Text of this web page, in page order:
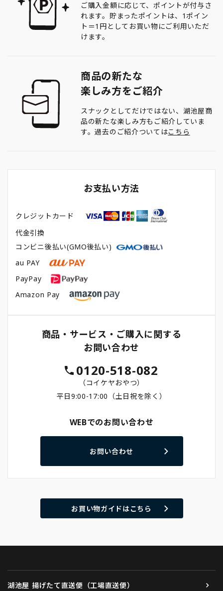
ご購入金額に応じて、ポイントが付与さ
れます。貯まったポイントは、1ポイン
ト＝1円としてお買い物にご利用いただ
けます。
商品の新たな
楽しみ方をご紹介
スナックとしてだけではない、湖池屋商
品の新たな楽しみ方もご紹介していま
す。過去のご紹介ついてはこちら
お支払い方法
クレジットカード
代金引換
コンビニ後払い(GMO後払い)
au PAY
PayPay
Amazon Pay
商品・サービス・ご購入に関する
お問い合わせ
0120-518-082
（コイケヤおやつ）
平日9:00-17:00（土日祝を除く）
WEBでのお問い合わせ
お問い合わせ
お買い物ガイドはこちら
湖池屋 揚げたて直送便（工場直送便）